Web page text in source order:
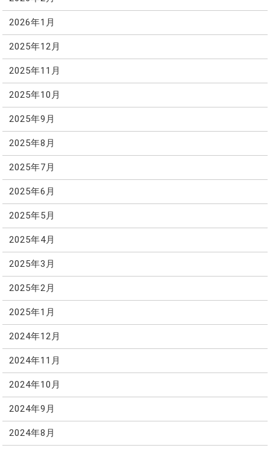
2026年1月
2025年12月
2025年11月
2025年10月
2025年9月
2025年8月
2025年7月
2025年6月
2025年5月
2025年4月
2025年3月
2025年2月
2025年1月
2024年12月
2024年11月
2024年10月
2024年9月
2024年8月